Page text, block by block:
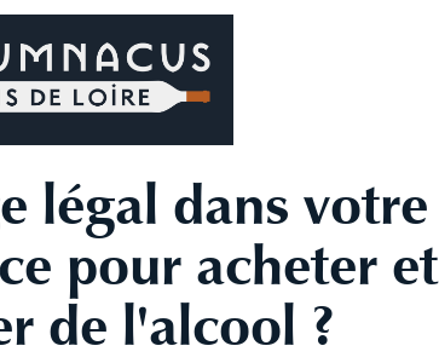
légal dans votre
pour acheter et
de l'alcool ?